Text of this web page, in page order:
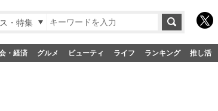
・特集
・経済 グルメ ビューティ ライフ ランキング 推し活